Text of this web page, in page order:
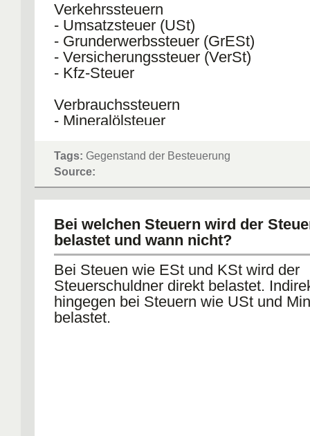
Verkehrssteuern
- Umsatzsteuer (USt)
- Grunderwerbssteuer (GrESt)
- Versicherungssteuer (VerSt)
- Kfz-Steuer
Verbrauchssteuern
- Mineralölsteuer
- Biersteuer
Zölle
Tags: Gegenstand der Besteuerung
Source:
Bei welchen Steuern wird der
belastet und wann nicht?
Bei Steuen wie ESt und KSt wird der
Steuerschuldner direkt belastet.
hingegen bei Steuern wie USt und
belastet.